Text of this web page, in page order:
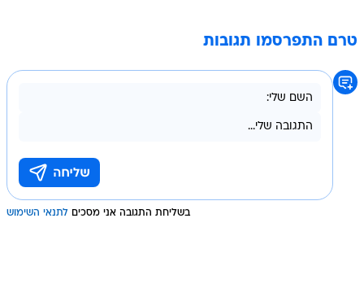
טרם התפרסמו תגובות
בשליחת התגובה אני מסכים לתנאי השימוש